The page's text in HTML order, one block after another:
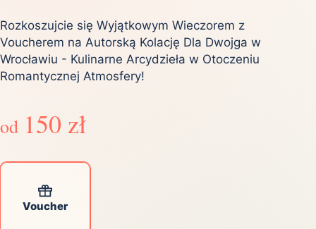
Rozkoszujcie się Wyjątkowym Wieczorem z
Voucherem na Autorską Kolację Dla Dwojga w
Wrocławiu - Kulinarne Arcydzieła w Otoczeniu
Romantycznej Atmosfery!
od 150 zł
Voucher